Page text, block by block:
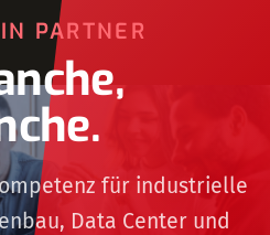
PARTNER
für industrielle
Data Center und